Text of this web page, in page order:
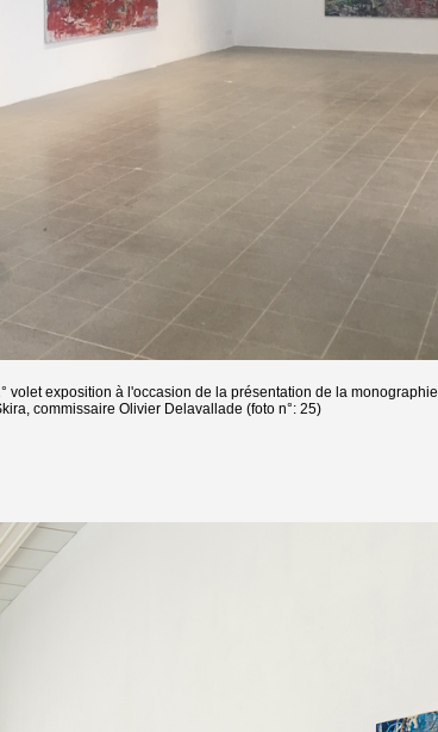
volet exposition à l'occasion de la présentation de la monographie
commissaire Olivier Delavallade (foto n°: 25)